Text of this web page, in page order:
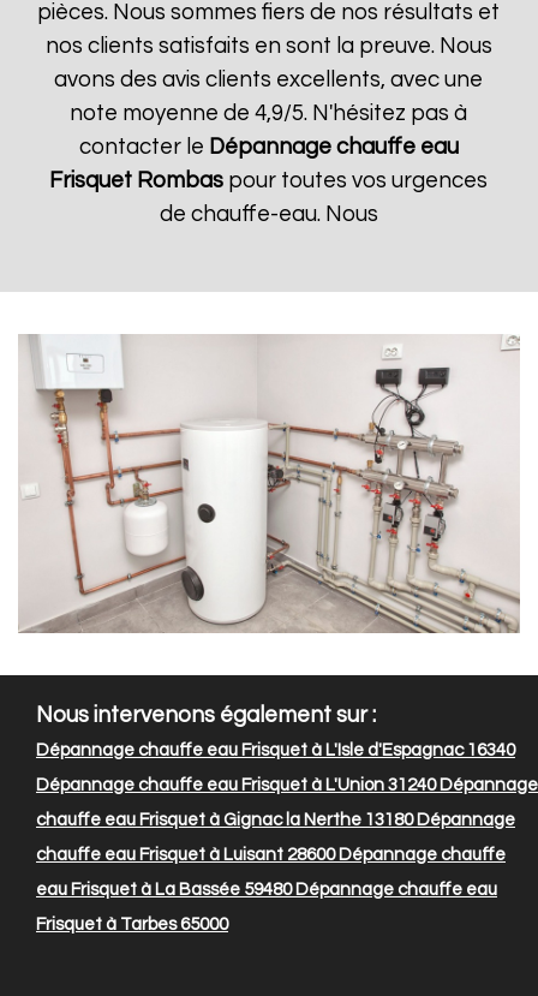
pièces. Nous sommes fiers de nos résultats et
nos clients satisfaits en sont la preuve. Nous
avons des avis clients excellents, avec une
note moyenne de 4,9/5. N'hésitez pas à
contacter le Dépannage chauffe eau
Frisquet Rombas pour toutes vos urgences
de chauffe-eau. Nous
Nous intervenons également sur :
Dépannage chauffe eau Frisquet à L'Isle d'Espagnac 16340
Dépannage chauffe eau Frisquet à L'Union 31240Dépannage
chauffe eau Frisquet à Gignac la Nerthe 13180Dépannage
chauffe eau Frisquet à Luisant 28600Dépannage chauffe
eau Frisquet à La Bassée 59480Dépannage chauffe eau
Frisquet à Tarbes 65000